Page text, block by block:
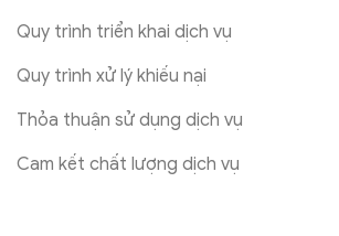
Quy trình triển khai dịch vụ
Quy trình xử lý khiếu nại
Thỏa thuận sử dụng dịch vụ
Cam kết chất lượng dịch vụ